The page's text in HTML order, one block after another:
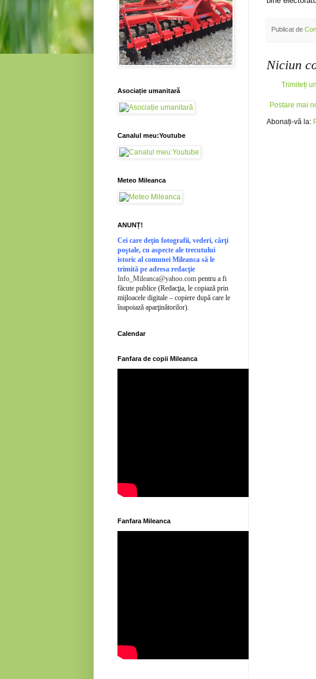
Publicat de
Niciun
Trimiteți
Postare mai
Abonați-vă la:
Asociație umanitară
Canalul meu:Youtube
Meteo Mileanca
ANUNȚ!
Cei care deţin fotografii, vederi, cărţi
poştale, cu aspecte ale trecutului
istoric al comunei Mileanca să le
trimită pe adresa redacţie
Info_Mileanca@yahoo.com pentru a fi
făcute publice (Redacţia, le copiază prin
mijloacele digitale – copiere după care le
înapoiază aparţinătorilor).
Calendar
Fanfara de copii Mileanca
Fanfara Mileanca